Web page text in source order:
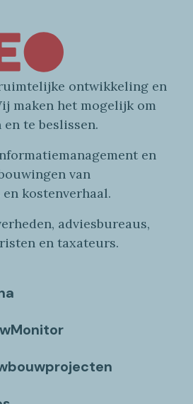
ontwikkeling en
maken het mogelijk om
te beslissen.
management en
van
en kostenverhaal.
adviesbureaus,
en taxateurs.